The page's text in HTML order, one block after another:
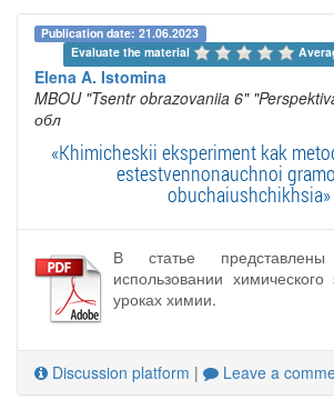
Publication date: 21.06.2023
Evaluate the material
Elena A. Istomina
MBOU "Tsentr obrazovaniia 6"
обл
«Khimicheskii eksperiment kak
estestvennonauchnoi
obuchaiushchikhsia»
В статье
использовании
уроках химии.
Discussion platform | Leave a